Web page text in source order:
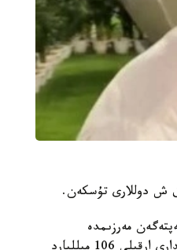
2025 -جىلدى قوسا ەسەپتەگەن مەرزىمدە